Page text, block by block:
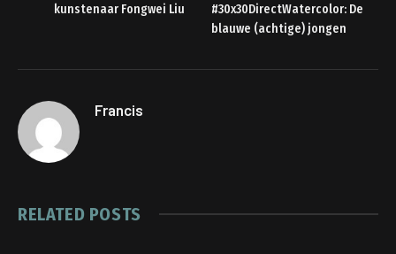
kunstenaar Fongwei Liu
#30x30DirectWatercolor: De
blauwe (achtige) jongen
Francis
RELATED POSTS